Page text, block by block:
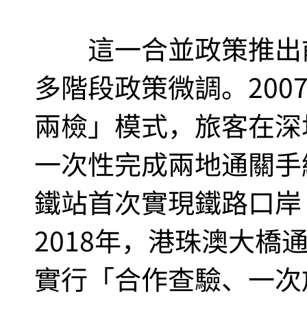
這一合並政策推出
多階段政策微調。
兩檢」模式，旅客在
一次性完成兩地通關
鐵站首次實現鐵路口
2018年，港珠澳大橋
實行「合作查驗、一